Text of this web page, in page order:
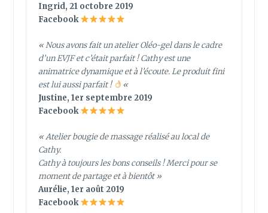
Ingrid, 21 octobre 2019
Facebook
« Nous avons fait un atelier Oléo-gel dans le cadre
d’un EVJF et c’était parfait ! Cathy est une
animatrice dynamique et à l’écoute. Le produit fini
est lui aussi parfait !
«
Justine, 1er septembre 2019
Facebook
« Atelier bougie de massage réalisé au local de
Cathy.
Cathy à toujours les bons conseils ! Merci pour se
moment de partage et à bientôt »
Aurélie, 1er août 2019
Facebook